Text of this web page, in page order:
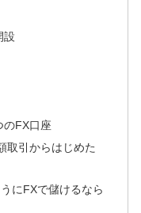
設
のFX口座
取引からはじめた
にFXで儲けるなら